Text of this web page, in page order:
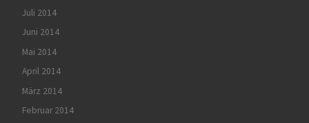
Juli 2014
Juni 2014
Mai 2014
April 2014
März 2014
Februar 2014